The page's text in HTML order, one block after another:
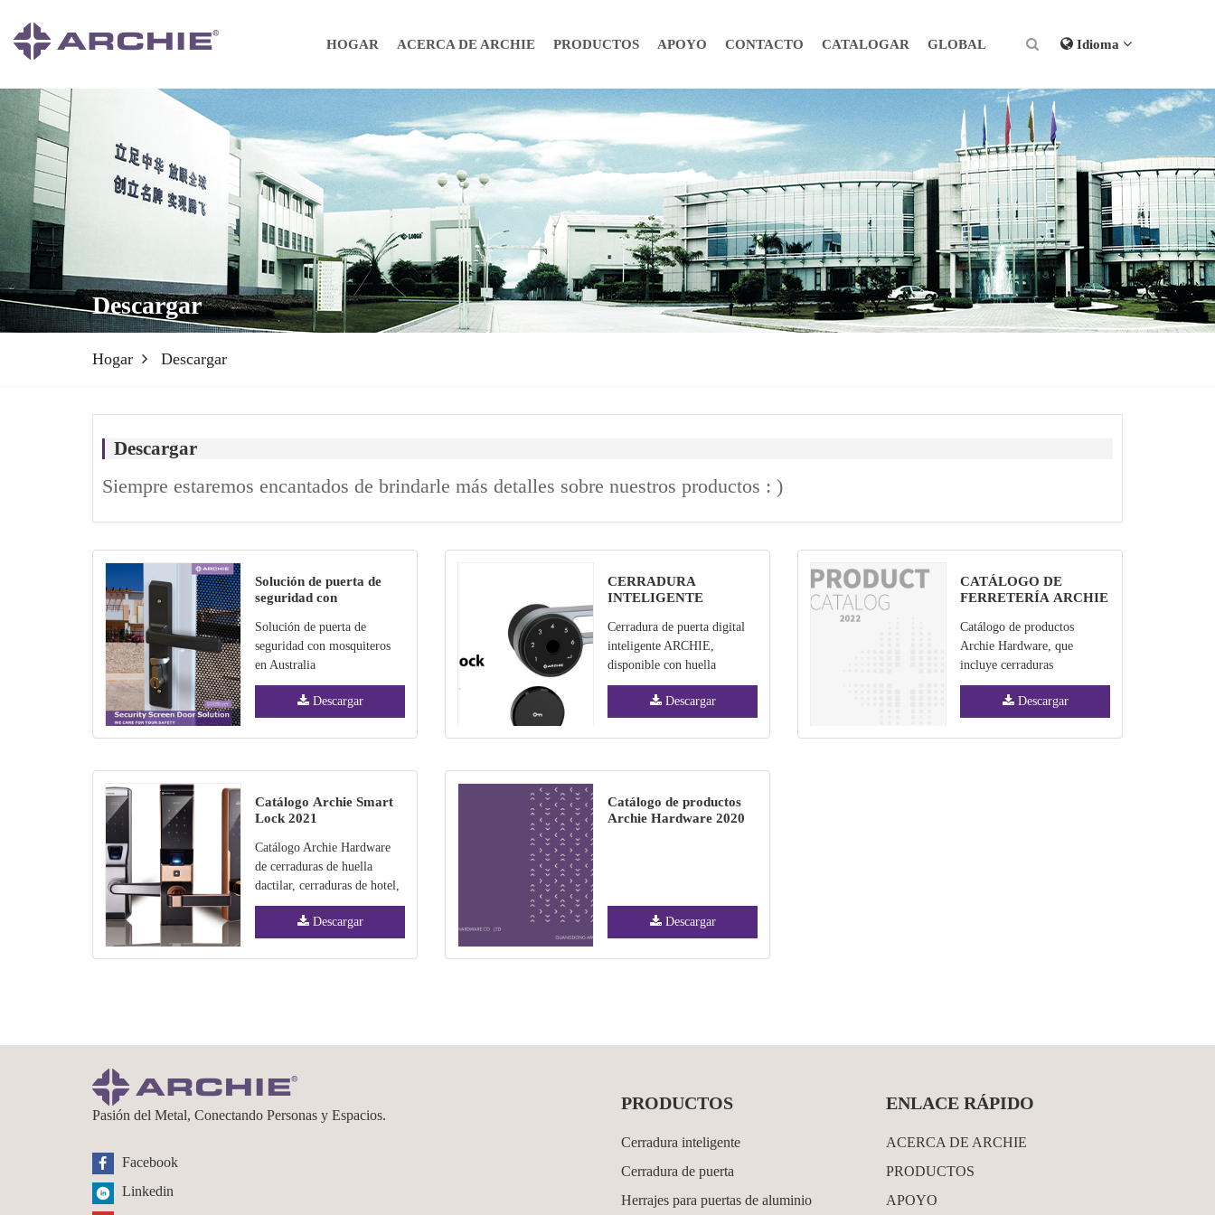
HOGAR ACERCA DE ARCHIE PRODUCTOS APOYO CONTACTO CATALOGAR GLOBAL Idioma
Descargar
Hogar Descargar
Descargar
Siempre estaremos encantados de brindarle más detalles sobre nuestros productos : )
Solución de puerta de
seguridad con
Solución de puerta de
seguridad con mosquiteros
en Australia
Descargar
CERRADURA
INTELIGENTE
Cerradura de puerta digital
inteligente ARCHIE,
disponible con huella
dactilar, contraseña y llave,
aviso de voz y fuente de
alimentación de respaldo
mediante banco de energía
Descargar
CATÁLOGO DE
FERRETERÍA ARCHIE
Catálogo de productos
Archie Hardware, que
incluye cerraduras
inteligentes, cerraduras
mecánicas, herrajes para
puertas, etc.
Descargar
Catálogo Archie Smart
Lock 2021
Catálogo Archie Hardware
de cerraduras de huella
dactilar, cerraduras de hotel,
cerraduras de apartamento,
Descargar
Catálogo de productos
Archie Hardware 2020
Descargar
Pasión del Metal, Conectando Personas y Espacios.
Facebook
Linkedin
PRODUCTOS
Cerradura inteligente
Cerradura de puerta
Herrajes para puertas de aluminio
ENLACE RÁPIDO
ACERCA DE ARCHIE
PRODUCTOS
APOYO